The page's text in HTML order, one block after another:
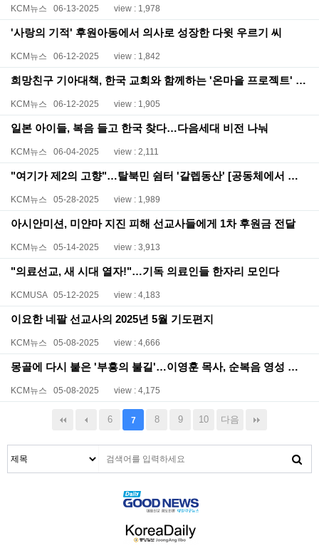
KCM뉴스 06-13-2025 view : 1,978
'사랑의 기적' 후원아동에서 의사로 성장한 다윗 우르기 씨
KCM뉴스 06-12-2025 view : 1,842
희망친구 기아대책, 한국 교회와 함께하는 '온마을 프로젝트' 업무협약
KCM뉴스 06-12-2025 view : 1,905
일본 아이들, 복음 들고 한국 찾다…다음세대 비전 나눠
KCM뉴스 06-04-2025 view : 2,111
"여기가 제2의 고향"…탈북민 쉼터 '갈렙동산' [공동체에서 길을 찾다]
KCM뉴스 05-28-2025 view : 1,989
아시안미션, 미얀마 지진 피해 선교사들에게 1차 후원금 전달
KCM뉴스 05-14-2025 view : 3,913
"의료선교, 새 시대 열자!"…기독 의료인들 한자리 모인다
KCMUSA 05-12-2025 view : 4,183
이요한 네팔 선교사의 2025년 5월 기도편지
KCM뉴스 05-08-2025 view : 4,666
몽골에 다시 붙은 '부흥의 불길'…이영훈 목사, 순복음 영성 전해
KCM뉴스 05-08-2025 view : 4,175
6 7 8 9 10 다음